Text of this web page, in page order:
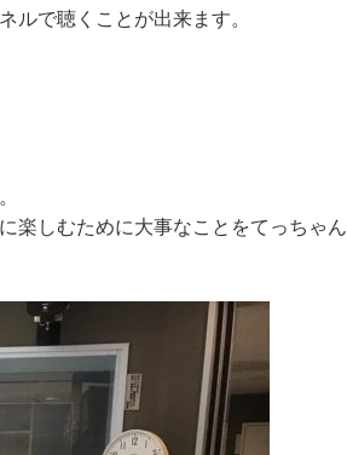
ルで聴くことが出来ます。
楽しむために大事なことをてっちゃん